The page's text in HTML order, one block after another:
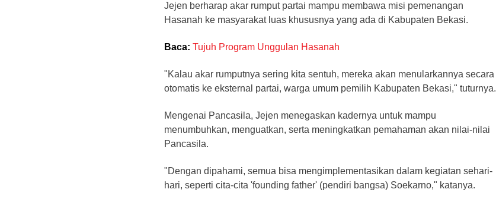
Jejen berharap akar rumput partai mampu membawa misi pemenangan
Hasanah ke masyarakat luas khususnya yang ada di Kabupaten Bekasi.
Baca: Tujuh Program Unggulan Hasanah
"Kalau akar rumputnya sering kita sentuh, mereka akan menularkannya secara
otomatis ke eksternal partai, warga umum pemilih Kabupaten Bekasi," tuturnya.
Mengenai Pancasila, Jejen menegaskan kadernya untuk mampu
menumbuhkan, menguatkan, serta meningkatkan pemahaman akan nilai-nilai
Pancasila.
"Dengan dipahami, semua bisa mengimplementasikan dalam kegiatan sehari-
hari, seperti cita-cita 'founding father' (pendiri bangsa) Soekarno," katanya.